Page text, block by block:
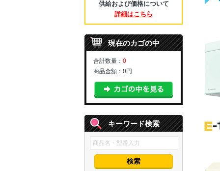
供給および価格について
詳細はこちら
現在のカゴの中
合計数量： 0
商品金額： 0円
キーワード検索